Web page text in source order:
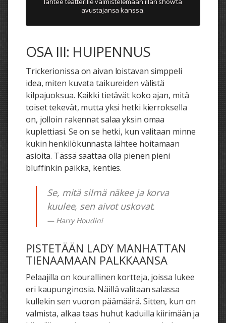
avustajansa kanssa.
OSA III: HUIPENNUS
Trickerionissa on aivan loistavan simppeli
idea, miten kuvata taikureiden välistä
kilpajuoksua. Kaikki tietävät koko ajan, mitä
toiset tekevät, mutta yksi hetki kierroksella
on, jolloin rakennat salaa yksin omaa
kuplettiasi. Se on se hetki, kun valitaan minne
kukin henkilökunnasta lähtee hoitamaan
asioita. Tässä saattaa olla pienen pieni
bluffinkin paikka, kenties.
Se, mitä silmä näkee ja korva
kuulee, sen aivot uskovat.
— Harry Houdini
PISTETÄÄN LADY MANHATTAN
TIENAAMAAN PALKKAANSA
Pelaajilla on kourallinen kortteja, joissa lukee
eri kaupunginosia. Näillä valitaan salassa
kullekin sen vuoron päämäärä. Sitten, kun on
valmista, alkaa taas huhut kaduilla kiirimään ja